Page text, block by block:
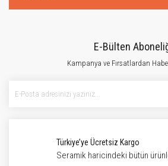
E-Bülten
Kampanya ve Fırsatlardan
Türkiye’ye Ücretsiz Kargo
Seramik haricindeki bütün